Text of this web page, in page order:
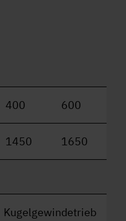
400 600
1450 1650
Kugelgewindetrieb